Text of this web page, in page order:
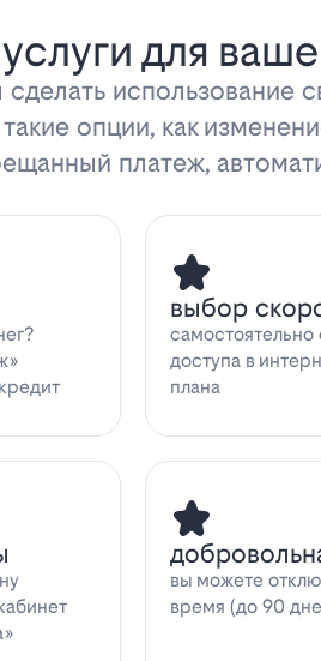
для
использование
опции, как
платеж,
выбор
доступа в
плана
вы можете
время (до 90